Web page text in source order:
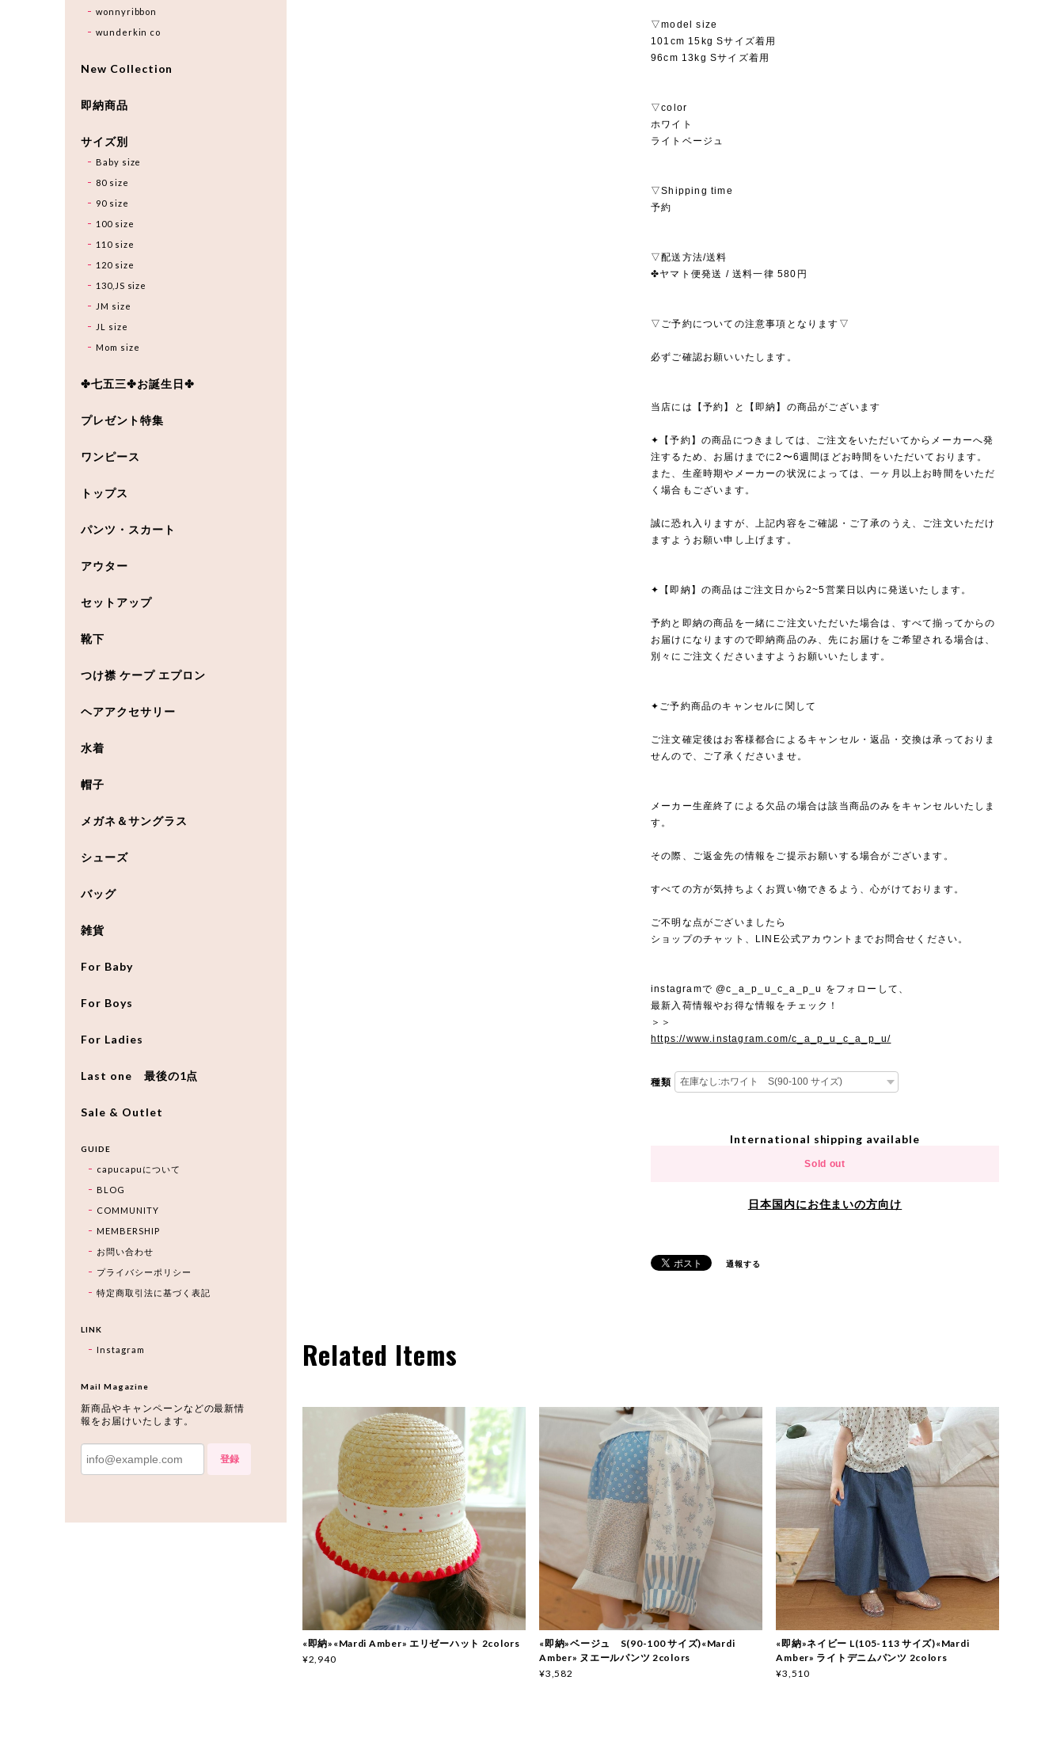
▽model size
101cm 15kg Sサイズ着用
96cm 13kg Sサイズ着用
▽color
ホワイト
ライトベージュ
▽Shipping time
予約
▽配送方法/送料
✤ヤマト便発送 / 送料一律 580円
▽ご予約についての注意事項となります▽
必ずご確認お願いいたします。
当店には【予約】と【即納】の商品がございます
✦【予約】の商品につきましては、ご注文をいただいてからメーカーへ発
注するため、お届けまでに2〜6週間ほどお時間をいただいております。
また、生産時期やメーカーの状況によっては、一ヶ月以上お時間をいただ
く場合もございます。
誠に恐れ入りますが、上記内容をご確認・ご了承のうえ、ご注文いただけ
ますようお願い申し上げます。
✦【即納】の商品はご注文日から2~5営業日以内に発送いたします。
予約と即納の商品を一緒にご注文いただいた場合は、すべて揃ってからの
お届けになりますので即納商品のみ、先にお届けをご希望される場合は、
別々にご注文くださいますようお願いいたします。
✦ご予約商品のキャンセルに関して
ご注文確定後はお客様都合によるキャンセル・返品・交換は承っておりま
せんので、ご了承くださいませ。
メーカー生産終了による欠品の場合は該当商品のみをキャンセルいたしま
す。
その際、ご返金先の情報をご提示お願いする場合がございます。
すべての方が気持ちよくお買い物できるよう、心がけております。
ご不明な点がございましたら
ショップのチャット、LINE公式アカウントまでお問合せください。
instagramで @c_a_p_u_c_a_p_u をフォローして、
最新入荷情報やお得な情報をチェック！
＞＞
https://www.instagram.com/c_a_p_u_c_a_p_u/
種類
International shipping available
Sold out
日本国内にお住まいの方向け
通報する
Related Items
«即納»«Mardi Amber» エリゼーハット 2colors
¥2,940
«即納»ベージュ S(90-100 サイズ)«Mardi
Amber» ヌエールパンツ 2colors
¥3,582
«即納»ネイビー L(105-113 サイズ)«Mardi
Amber» ライトデニムパンツ 2colors
¥3,510
wonnyribbon
wunderkin co
New Collection
即納商品
サイズ別
Baby size
80 size
90 size
100 size
110 size
120 size
130,JS size
JM size
JL size
Mom size
✤七五三✤お誕生日✤
プレゼント特集
ワンピース
トップス
パンツ・スカート
アウター
セットアップ
靴下
つけ襟 ケープ エプロン
ヘアアクセサリー
水着
帽子
メガネ＆サングラス
シューズ
バッグ
雑貨
For Baby
For Boys
For Ladies
Last one 最後の1点
Sale & Outlet
GUIDE
capucapuについて
BLOG
COMMUNITY
MEMBERSHIP
お問い合わせ
プライバシーポリシー
特定商取引法に基づく表記
LINK
Instagram
Mail Magazine
新商品やキャンペーンなどの最新情
報をお届けいたします。
登録